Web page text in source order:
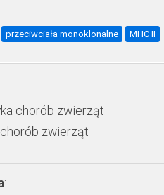
przeciwciała monoklonalne MHC II
chorób zwierząt
zwierząt
: